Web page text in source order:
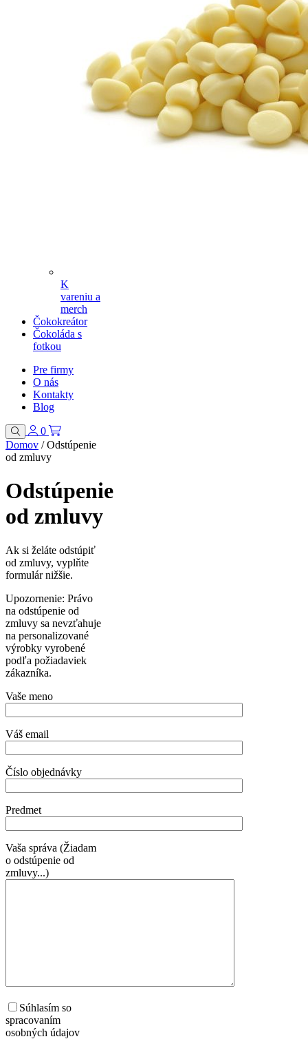
K
vareniu a
merch
Čokokreátor
Čokoláda s
fotkou
Pre firmy
O nás
Kontakty
Blog
0
Domov / Odstúpenie
od zmluvy
Odstúpenie
od zmluvy
Ak si želáte odstúpiť
od zmluvy, vyplňte
formulár nižšie.
Upozornenie: Právo
na odstúpenie od
zmluvy sa nevzťahuje
na personalizované
výrobky vyrobené
podľa požiadaviek
zákazníka.
Vaše meno
Váš email
Číslo objednávky
Predmet
Vaša správa (Žiadam
o odstúpenie od
zmluvy...)
Súhlasím so
spracovaním
osobných údajov